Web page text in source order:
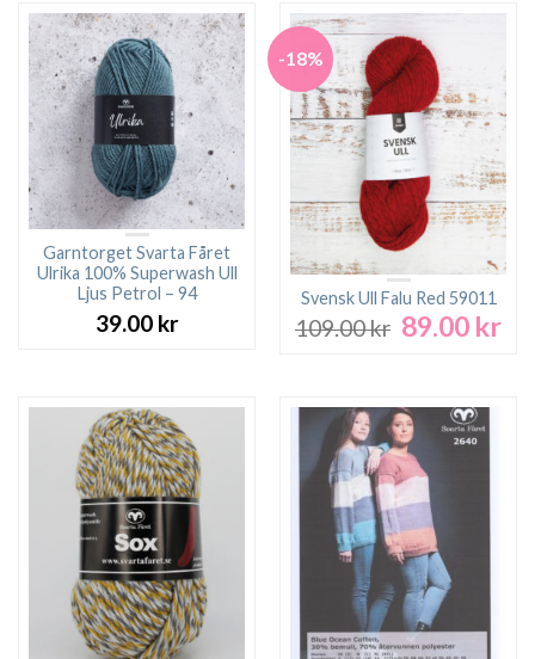
Garntorget Svarta Fåret
Ulrika 100% Superwash Ull
Ljus Petrol – 94
39.00 kr
-18%
Svensk Ull Falu Red 59011
109.00kr Det
109.00 kr.
89.00 kr